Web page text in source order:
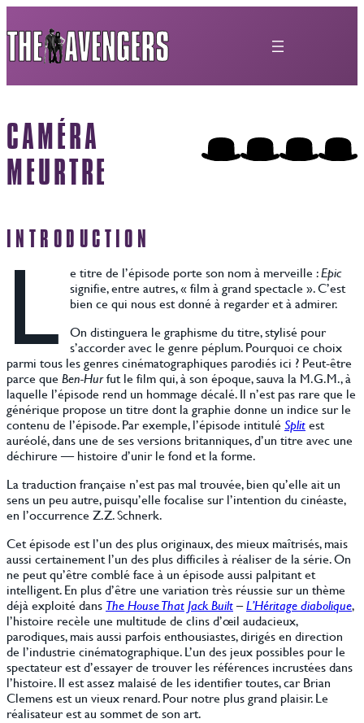
au
contenu
CAMÉRA
MEURTRE
INTRODUCTION
L e titre de l’épisode porte son nom à merveille :Epic
signifie, entre autres, « film à grand spectacle ». C’est
bien ce qui nous est donné à regarder et à admirer.
On distinguera le graphisme du titre, stylisé pour
s’accorder avec le genre péplum. Pourquoi ce choix
parmi tous les genres cinématographiques parodiés ici ? Peut-être
parce que Ben-Hurfut le film qui, à son époque, sauva la M.G.M., à
laquelle l’épisode rend un hommage décalé. Il n’est pas rare que le
générique propose un titre dont la graphie donne un indice sur le
contenu de l’épisode. Par exemple, l’épisode intitulé Splitest
auréolé, dans une de ses versions britanniques, d’un titre avec une
déchirure — histoire d’unir le fond et la forme.
La traduction française n’est pas mal trouvée, bien qu’elle ait un
sens un peu autre, puisqu’elle focalise sur l’intention du cinéaste,
en l’occurrence Z.Z. Schnerk.
Cet épisode est l’un des plus originaux, des mieux maîtrisés, mais
aussi certainement l’un des plus difficiles à réaliser de la série. On
ne peut qu’être comblé face à un épisode aussi palpitant et
intelligent. En plus d’être une variation très réussie sur un thème
déjà exploité dans The House That Jack Built–L’Héritage diabolique,
l’histoire recèle une multitude de clins d’œil audacieux,
parodiques, mais aussi parfois enthousiastes, dirigés en direction
de l’industrie cinématographique. L’un des jeux possibles pour le
spectateur est d’essayer de trouver les références incrustées dans
l’histoire. Il est assez malaisé de les identifier toutes, car Brian
Clemens est un vieux renard. Pour notre plus grand plaisir. Le
réalisateur est au sommet de son art.